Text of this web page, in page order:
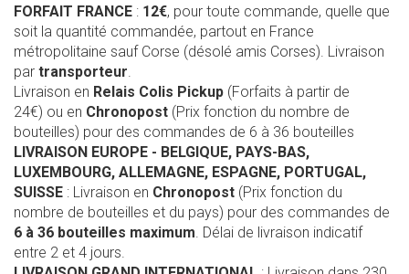
FORFAIT FRANCE : 12€, pour toute commande, quelle que
soit la quantité commandée, partout en France
métropolitaine sauf Corse (désolé amis Corses). Livraison
par transporteur.
Livraison en Relais Colis Pickup (Forfaits à partir de
24€) ou en Chronopost (Prix fonction du nombre de
bouteilles) pour des commandes de 6 à 36 bouteilles
LIVRAISON EUROPE - BELGIQUE, PAYS-BAS,
LUXEMBOURG, ALLEMAGNE, ESPAGNE, PORTUGAL,
SUISSE : Livraison en Chronopost (Prix fonction du
nombre de bouteilles et du pays) pour des commandes de
6 à 36 bouteilles maximum. Délai de livraison indicatif
entre 2 et 4 jours.